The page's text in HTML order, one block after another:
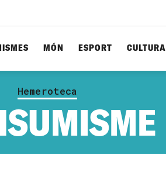
MÓN ESPORT CULTURA
Hemeroteca